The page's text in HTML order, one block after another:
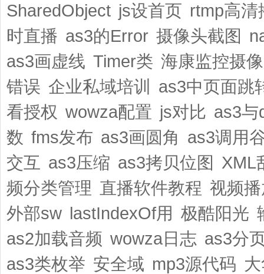
SharedObject js设首页 rtmp高清
时直播 as3的Error 摄像头截图
as3画虚线 Timer类 海康监控摄
错误 企业私域培训
as3中页面跳
看授权 wowza配置 js对比 as3与
数 fms发布 as3画圆角 as3调用
交互 as3压缩 as3拷贝位图 XML
频分类管理 直播软件教程 视频
外部sw lastIndexOf用 极酷阳光
as2加载音频 wowza日志 as3分
as3类枚举 安全域 mp3源代码